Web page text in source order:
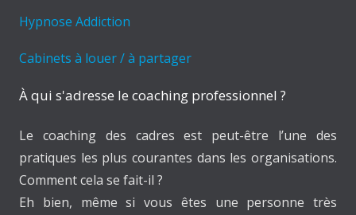
Hypnose Addiction
Cabinets à louer / à partager
À qui s'adresse le coaching professionnel ?
Le coaching des cadres est peut-être l’une des
pratiques les plus courantes dans les organisations.
Comment cela se fait-il ?
Eh bien, même si vous êtes une personne très